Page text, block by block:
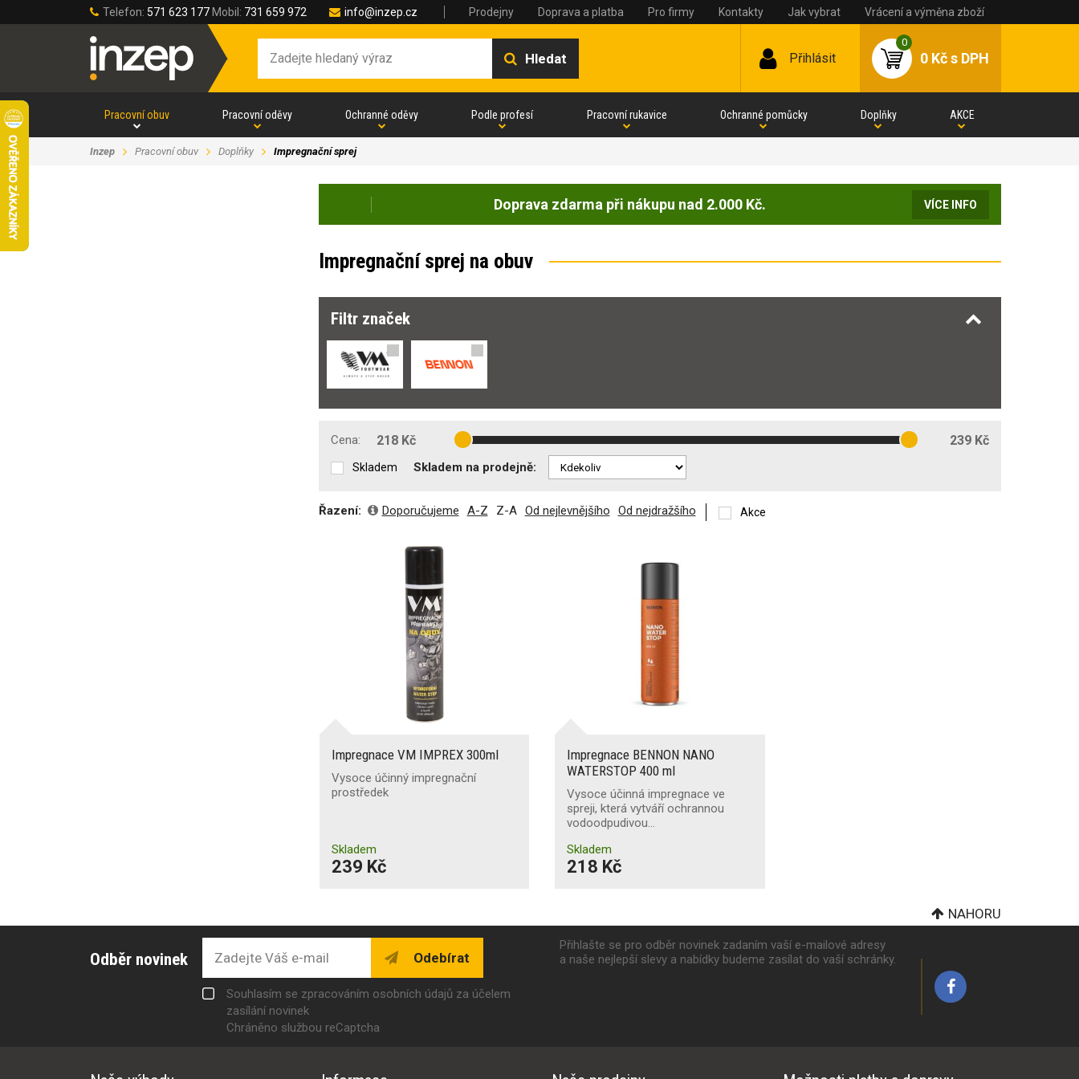
Telefon: 571 623 177 Mobil: 731 659 972 info@inzep.cz Prodejny Doprava a platba Pro firmy Kontakty Jak vybrat Vrácení a výměna zboží
Hledat Přihlásit
0
0 Kčs DPH
Pracovní obuv Pracovní oděvy Ochranné oděvy Podle profesí Pracovní rukavice Ochranné pomůcky Doplňky AKCE
Inzep Pracovní obuv Doplňky Impregnační sprej
Doprava zdarma při nákupu nad 2.000 Kč. VÍCE INFO
Impregnační sprej na obuv
Filtr značek
Cena: 218 Kč 239 Kč
Skladem Skladem na prodejně:
Řazení: Doporučujeme A-Z Z-A Od nejlevnějšího Od nejdražšího Akce
Impregnace VM IMPREX 300ml
Vysoce účinný impregnační
prostředek
Skladem
239 Kč
Impregnace BENNON NANO
WATERSTOP 400 ml
Vysoce účinná impregnace ve
spreji, která vytváří ochrannou
vodoodpudivou…
Skladem
218 Kč
NAHORU
Odběr novinek Odebírat
Souhlasím se zpracováním osobních údajů za účelem
zasílání novinek
Chráněno službou reCaptcha
Přihlašte se pro odběr novinek zadaním vaší e-mailové adresy
a naše nejlepší slevy a nabídky budeme zasílat do vaší schránky.